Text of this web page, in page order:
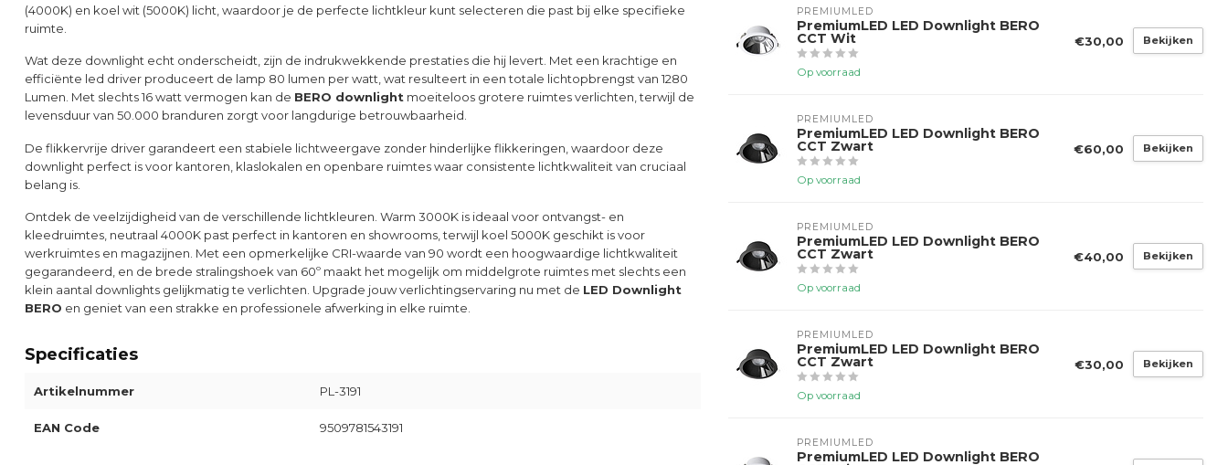
(4000K) en koel wit (5000K) licht, waardoor je de perfecte lichtkleur kunt selecteren die past bij elke specifieke
ruimte.
Wat deze downlight echt onderscheidt, zijn de indrukwekkende prestaties die hij levert. Met een krachtige en
efficiënte led driver produceert de lamp 80 lumen per watt, wat resulteert in een totale lichtopbrengst van 1280
Lumen. Met slechts 16 watt vermogen kan de BERO downlight moeiteloos grotere ruimtes verlichten, terwijl de
levensduur van 50.000 branduren zorgt voor langdurige betrouwbaarheid.
De flikkervrije driver garandeert een stabiele lichtweergave zonder hinderlijke flikkeringen, waardoor deze
downlight perfect is voor kantoren, klaslokalen en openbare ruimtes waar consistente lichtkwaliteit van cruciaal
belang is.
Ontdek de veelzijdigheid van de verschillende lichtkleuren. Warm 3000K is ideaal voor ontvangst- en
kleedruimtes, neutraal 4000K past perfect in kantoren en showrooms, terwijl koel 5000K geschikt is voor
werkruimtes en magazijnen. Met een opmerkelijke CRI-waarde van 90 wordt een hoogwaardige lichtkwaliteit
gegarandeerd, en de brede stralingshoek van 60º maakt het mogelijk om middelgrote ruimtes met slechts een
klein aantal downlights gelijkmatig te verlichten. Upgrade jouw verlichtingservaring nu met de LED Downlight
BERO en geniet van een strakke en professionele afwerking in elke ruimte.
Specificaties
Artikelnummer PL-3191
EAN Code 9509781543191
PREMIUMLED
PremiumLED LED Downlight BERO
CCT Wit
Op voorraad
€30,00 Bekijken
PREMIUMLED
PremiumLED LED Downlight BERO
CCT Zwart
Op voorraad
€60,00 Bekijken
PREMIUMLED
PremiumLED LED Downlight BERO
CCT Zwart
Op voorraad
€40,00 Bekijken
PREMIUMLED
PremiumLED LED Downlight BERO
CCT Zwart
Op voorraad
€30,00 Bekijken
PREMIUMLED
PremiumLED LED Downlight BERO